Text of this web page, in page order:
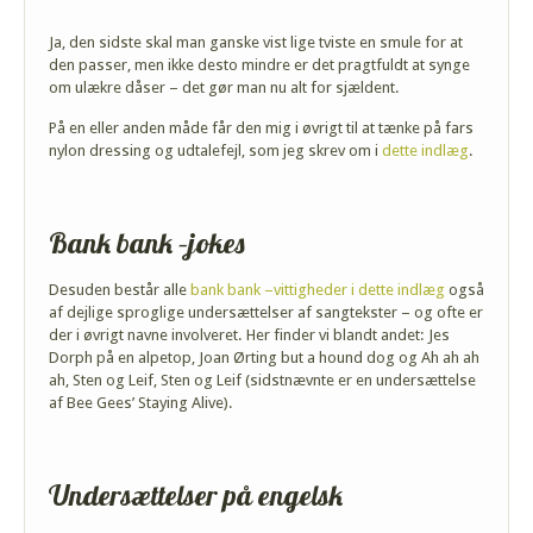
Ja, den sidste skal man ganske vist lige tviste en smule for at
den passer, men ikke desto mindre er det pragtfuldt at synge
om ulækre dåser – det gør man nu alt for sjældent.
På en eller anden måde får den mig i øvrigt til at tænke på fars
nylon dressing og udtalefejl, som jeg skrev om i dette indlæg.
Bank bank –jokes
Desuden består alle bank bank –vittigheder i dette indlæg også
af dejlige sproglige undersættelser af sangtekster – og ofte er
der i øvrigt navne involveret. Her finder vi blandt andet: Jes
Dorph på en alpetop, Joan Ørting but a hound dog og Ah ah ah
ah, Sten og Leif, Sten og Leif (sidstnævnte er en undersættelse
af Bee Gees’ Staying Alive).
Undersættelser på engelsk